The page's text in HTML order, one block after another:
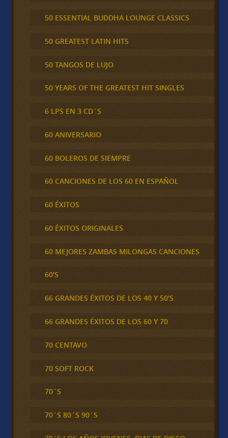
50 ESSENTIAL BUDDHA LOUNGE CLASSICS
50 GREATEST LATIN HITS
50 TANGOS DE LUJO
50 YEARS OF THE GREATEST HIT SINGLES
6 LPS EN 3 CD´S
60 ANIVERSARIO
60 BOLEROS DE SIEMPRE
60 CANCIONES DE LOS 60 EN ESPAÑOL
60 ÉXITOS
60 ÉXITOS ORIGINALES
60 MEJORES ZAMBAS MILONGAS CANCIONES
60'S
66 GRANDES ÉXITOS DE LOS 40 Y 50'S
66 GRANDES ÉXITOS DE LOS 60 Y 70
70 CENTAVO
70 SOFT ROCK
70´S
70´S 80´S 90´S